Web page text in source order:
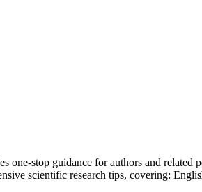
stop guidance for authors and related
scientific research tips, covering: